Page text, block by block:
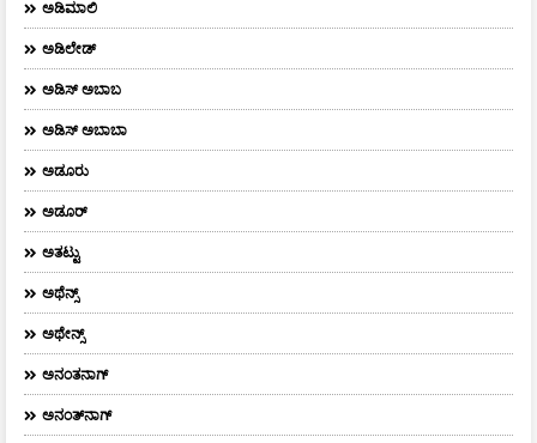
ಅಡಿಮಾಲಿ
ಅಡಿಲೇಡ್
ಅಡಿಸ್ ಅಬಾಬ
ಅಡಿಸ್ ಅಬಾಬಾ
ಅಡೂರು
ಅಡೂರ್
ಅತಟ್ಟು
ಅಥೆನ್ಸ್
ಅಥೇನ್ಸ್‌
ಅನಂತನಾಗ್
ಅನಂತ್‌ನಾಗ್‌